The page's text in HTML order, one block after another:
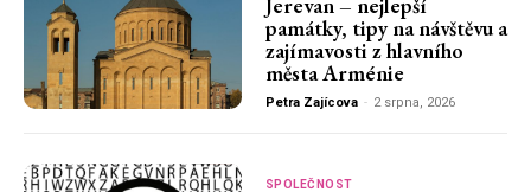
památky, tipy na návštěvu a
zajímavosti z hlavního
města Arménie
Petra Zajícova - 2 srpna, 2026
SPOLEČNOST